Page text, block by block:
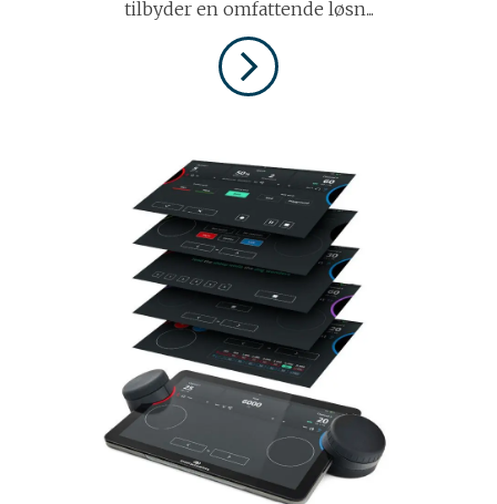
tilbyder en omfattende løsn...